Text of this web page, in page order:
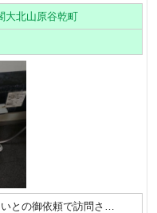
大北山原谷乾町
との御依頼で訪問さ…